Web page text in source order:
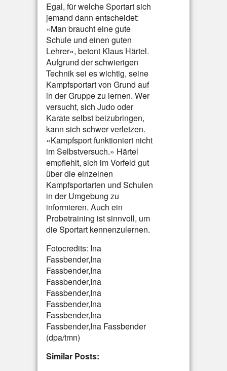
Egal, für welche Sportart sich
jemand dann entscheidet:
«Man braucht eine gute
Schule und einen guten
Lehrer», betont Klaus Härtel.
Aufgrund der schwierigen
Technik sei es wichtig, seine
Kampfsportart von Grund auf
in der Gruppe zu lernen. Wer
versucht, sich Judo oder
Karate selbst beizubringen,
kann sich schwer verletzen.
«Kampfsport funktioniert nicht
im Selbstversuch.» Härtel
empfiehlt, sich im Vorfeld gut
über die einzelnen
Kampfsportarten und Schulen
in der Umgebung zu
informieren. Auch ein
Probetraining ist sinnvoll, um
die Sportart kennenzulernen.
Fotocredits: Ina
Fassbender,Ina
Fassbender,Ina
Fassbender,Ina
Fassbender,Ina
Fassbender,Ina
Fassbender,Ina
Fassbender,Ina Fassbender
(dpa/tmn)
Similar Posts: